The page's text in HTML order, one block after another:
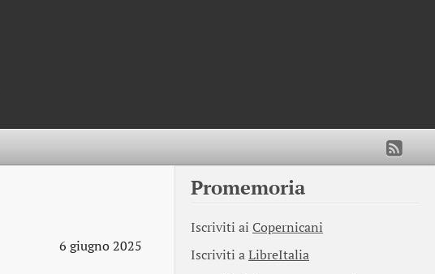
6 giugno 2025
Promemoria
Iscriviti ai Copernicani
Iscriviti aLibreItalia